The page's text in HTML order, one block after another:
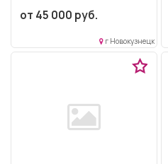
покупателей; работа на
от 45 000 руб.
г Новокузнецк